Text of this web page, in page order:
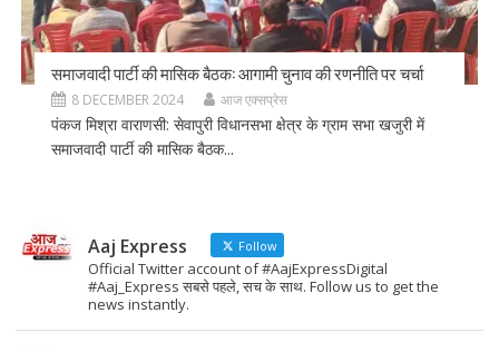
समाजवादी पार्टी की मासिक बैठक: आगामी चुनाव की रणनीति पर चर्चा
8 DECEMBER 2024 आज एक्सप्रेस
पंकज मिश्रा वाराणसी: सेवापुरी विधानसभा क्षेत्र के ग्राम सभा खजुरी में
समाजवादी पार्टी की मासिक बैठक...
Aaj Express Follow
Official Twitter account of #AajExpressDigital
#Aaj_Express सबसे पहले, सच के साथ. Follow us to get the
news instantly.